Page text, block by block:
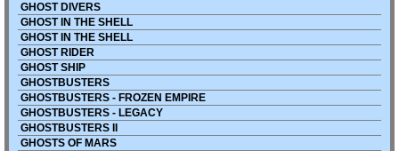
GHOST DIVERS
GHOST IN THE SHELL
GHOST IN THE SHELL
GHOST RIDER
GHOST SHIP
GHOSTBUSTERS
GHOSTBUSTERS - FROZEN EMPIRE
GHOSTBUSTERS - LEGACY
GHOSTBUSTERS II
GHOSTS OF MARS